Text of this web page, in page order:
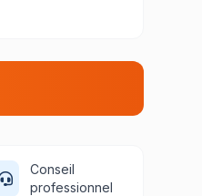
Conseil
professionnel